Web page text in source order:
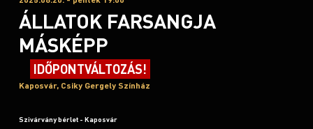
ÁLLATOK FARSANGJA
MÁSKÉPP
IDŐPONTVÁLTOZÁS!
Kaposvár, Csiky Gergely Színház
Szivárvány bérlet - Kaposvár